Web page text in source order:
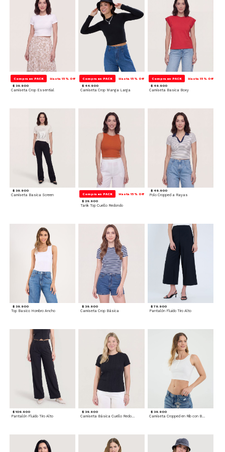
Compra en PACK Hasta 15% Off
$ 39.900
Camiseta Crop Essential
Compra en PACK Hasta 15% Off
$ 44.900
Camiseta Crop Manga Larga
Compra en PACK Hasta 15% Off
$ 49.900
Camiseta Basica Boxy
$ 39.900
Camiseta Basica Screen Compra en PACK Hasta 15% Off
$ 29.900
Tank Top Cuello Redondo
$ 49.900
Polo Cropped a Rayas
$ 39.900
Top Basico Hombro Ancho
$ 39.900
Camiseta Crop Básica
$ 79.900
Pantalón Fluido Tiro Alto
$ 109.900
Pantalón Fluido Tiro Alto
$ 39.900
Camiseta Básica Cuello Redondo
$ 39.900